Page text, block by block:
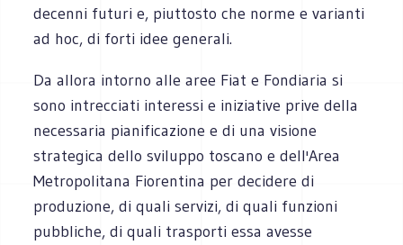
decenni futuri e, piuttosto che norme e varianti
ad hoc, di forti idee generali.
Da allora intorno alle aree Fiat e Fondiaria si
sono intrecciati interessi e iniziative prive della
necessaria pianificazione e di una visione
strategica dello sviluppo toscano e dell'Area
Metropolitana Fiorentina per decidere di
produzione, di quali servizi, di quali funzioni
pubbliche, di quali trasporti essa avesse